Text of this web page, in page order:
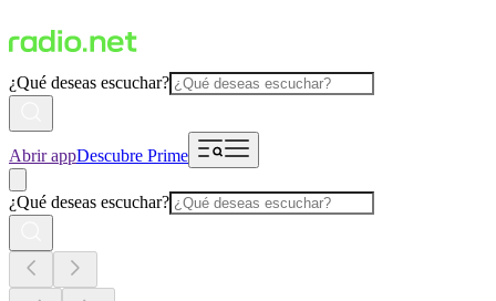
¿Qué deseas escuchar?
Abrir appDescubre Prime
¿Qué deseas escuchar?